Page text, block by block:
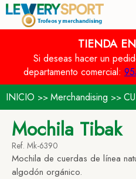
TIENDA
Si deseas hacer un
departamento comercial:
INICIO >> Merchandising >>
Mochila Tibak
Ref. Mk-6390
Mochila de cuerdas de línea
algodón orgánico.